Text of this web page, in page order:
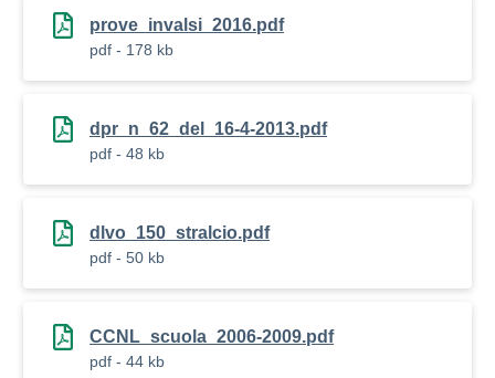
prove_invalsi_2016.pdf
pdf - 178 kb
dpr_n_62_del_16-4-2013.pdf
pdf - 48 kb
dlvo_150_stralcio.pdf
pdf - 50 kb
CCNL_scuola_2006-2009.pdf
pdf - 44 kb